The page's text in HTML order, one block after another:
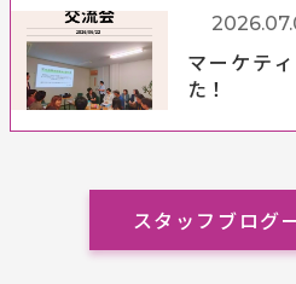
マーケテ
た！
スタッフブログ